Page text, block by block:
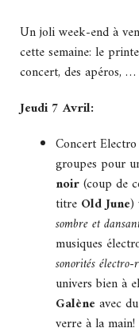
Un joli week-end à
cette semaine: le
concert, des apéros, …
Jeudi 7 Avril:
Concert
groupes pour
noir(coup de
titre Old June)
sombre et
musiques
sonorités
univers bien à
Galène avec
verre à la main!